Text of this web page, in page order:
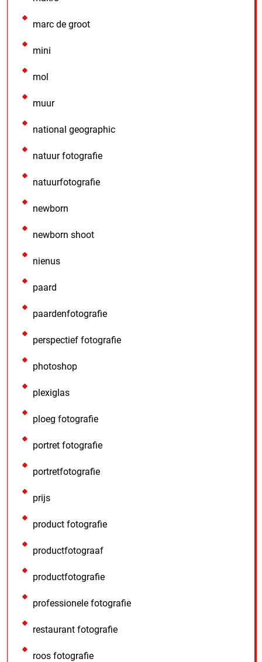
marc de groot
mini
mol
muur
national geographic
natuur fotografie
natuurfotografie
newborn
newborn shoot
nienus
paard
paardenfotografie
perspectief fotografie
photoshop
plexiglas
ploeg fotografie
portret fotografie
portretfotografie
prijs
product fotografie
productfotograaf
productfotografie
professionele fotografie
restaurant fotografie
roos fotografie